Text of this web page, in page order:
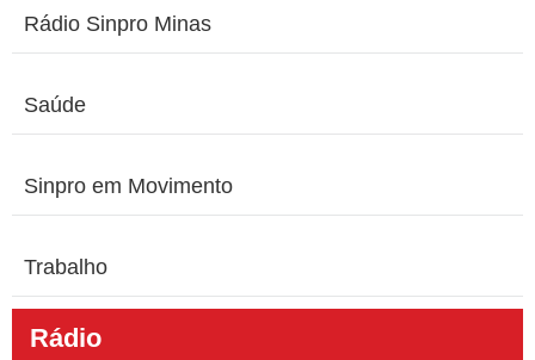
Rádio Sinpro Minas
Saúde
Sinpro em Movimento
Trabalho
Rádio